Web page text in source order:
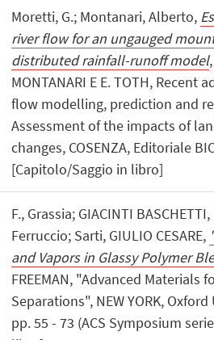
Moretti, G.; Montanari, Alberto,
river flow for an ungauged
distributed rainfall-runoff model
MONTANARI E E. TOTH, Recent
flow modelling, prediction and
Assessment of the impacts of
changes, COSENZA, Editoriale
[Capitolo/Saggio in libro]
F., Grassia; GIACINTI
Ferruccio; Sarti, GIULIO CESARE,
and Vapors in Glassy Polymer
FREEMAN, "Advanced Materials
Separations", NEW YORK,
pp. 55 - 73 (ACS Symposium